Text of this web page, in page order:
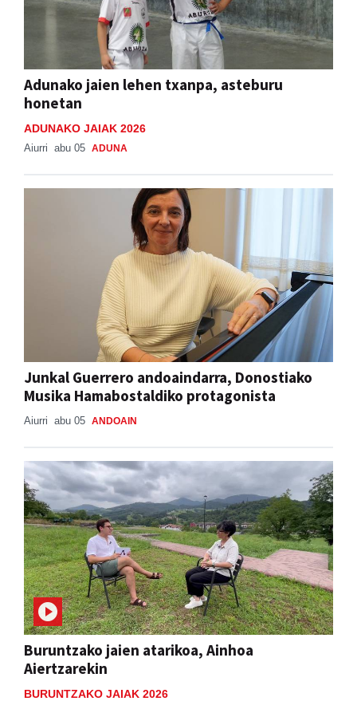
Adunako jaien lehen txanpa, asteburu
honetan
ADUNAKO JAIAK 2026
Aiurri abu 05 ADUNA
Junkal Guerrero andoaindarra, Donostiako
Musika Hamabostaldiko protagonista
Aiurri abu 05 ANDOAIN
Buruntzako jaien atarikoa, Ainhoa
Aiertzarekin
BURUNTZAKO JAIAK 2026